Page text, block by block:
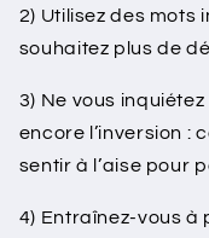
2) Utilisez des mots
souhaitez plus de
3) Ne vous
encore l’inversion :
sentir à l’aise pour
4) Entraînez-vous à